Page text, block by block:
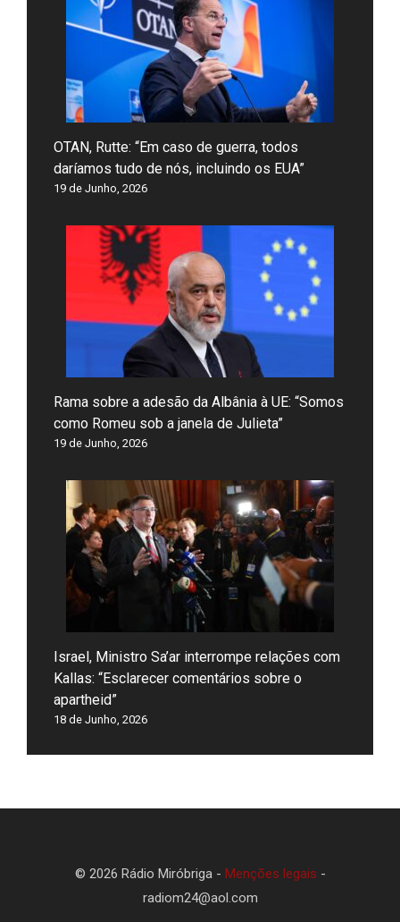
OTAN, Rutte: “Em caso de guerra, todos
daríamos tudo de nós, incluindo os EUA”
19 de Junho, 2026
Rama sobre a adesão da Albânia à UE: “Somos
como Romeu sob a janela de Julieta”
19 de Junho, 2026
Israel, Ministro Sa’ar interrompe relações com
Kallas: “Esclarecer comentários sobre o
apartheid”
18 de Junho, 2026
© 2026 Rádio Miróbriga - Menções legais -
radiom24@aol.com